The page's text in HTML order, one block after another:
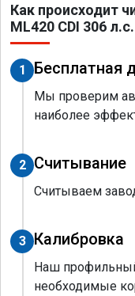
Как происходит
ML420 CDI 306
1 Бесплатная
Мы проверим
наиболее
2 Считывание
Считываем
3 Калибровка
Наш
необходимые